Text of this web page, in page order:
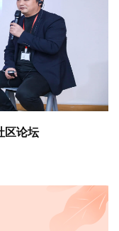
区论坛